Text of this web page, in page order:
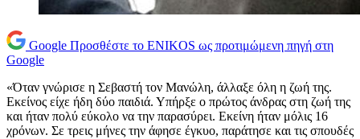
Google Προσθέστε το ENIKOS ως προτιμώμενη πηγή στη
Google
«Όταν γνώρισε η Σεβαστή τον Μανώλη, άλλαξε όλη η ζωή της.
Εκείνος είχε ήδη δύο παιδιά. Υπήρξε ο πρώτος άνδρας στη ζωή της
και ήταν πολύ εύκολο να την παρασύρει. Εκείνη ήταν μόλις 16
χρόνων. Σε τρεις μήνες την άφησε έγκυο, παράτησε και τις σπουδές